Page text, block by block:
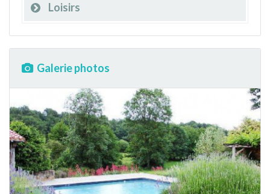
Loisirs
Galerie photos